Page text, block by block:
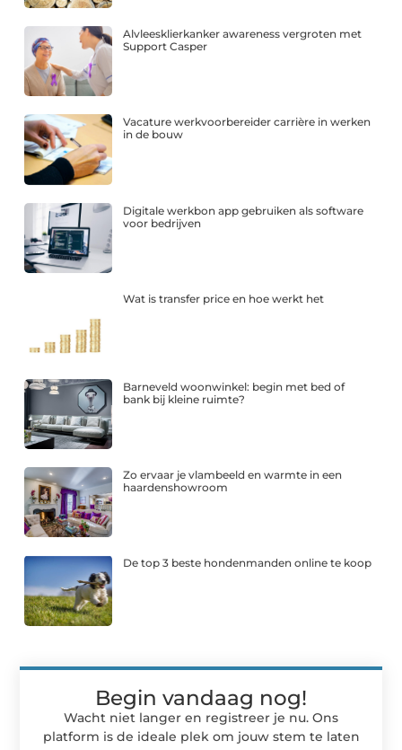
Alvleesklierkanker awareness vergroten met
Support Casper
Vacature werkvoorbereider carrière in werken
in de bouw
Digitale werkbon app gebruiken als software
voor bedrijven
Wat is transfer price en hoe werkt het
Barneveld woonwinkel: begin met bed of
bank bij kleine ruimte?
Zo ervaar je vlambeeld en warmte in een
haardenshowroom
De top 3 beste hondenmanden online te koop
Begin vandaag nog!
Wacht niet langer en registreer je nu. Ons
platform is de ideale plek om jouw stem te laten